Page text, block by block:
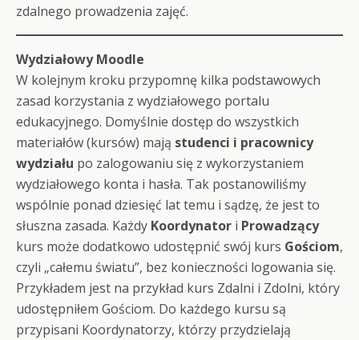
zdalnego prowadzenia zajęć.
Wydziałowy Moodle
W kolejnym kroku przypomnę kilka podstawowych
zasad korzystania z wydziałowego portalu
edukacyjnego. Domyślnie dostęp do wszystkich
materiałów (kursów) mają studenci i pracownicy
wydziału po zalogowaniu się z wykorzystaniem
wydziałowego konta i hasła. Tak postanowiliśmy
wspólnie ponad dziesięć lat temu i sądzę, że jest to
słuszna zasada. Każdy Koordynator i Prowadzący
kurs może dodatkowo udostępnić swój kurs Gościom,
czyli „całemu światu”, bez konieczności logowania się.
Przykładem jest na przykład kurs Zdalni i Zdolni, który
udostępniłem Gościom. Do każdego kursu są
przypisani Koordynatorzy, którzy przydzielają